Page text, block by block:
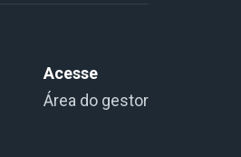
Acesse
Área do gestor